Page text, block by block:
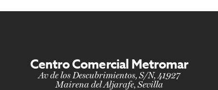
Centro Comercial Metromar
Av de los Descubrimientos, S/N, 41927
Mairena del Aljarafe, Sevilla